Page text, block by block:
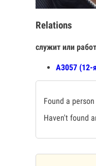
Relations
служит или
А3057 (12-
Found a
Haven't found